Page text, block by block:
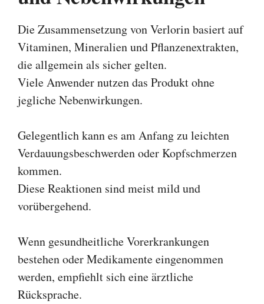
Die Zusammensetzung von Verlorin basiert auf
Vitaminen, Mineralien und Pflanzenextrakten,
die allgemein als sicher gelten.
Viele Anwender nutzen das Produkt ohne
jegliche Nebenwirkungen.
Gelegentlich kann es am Anfang zu leichten
Verdauungsbeschwerden oder Kopfschmerzen
kommen.
Diese Reaktionen sind meist mild und
vorübergehend.
Wenn gesundheitliche Vorerkrankungen
bestehen oder Medikamente eingenommen
werden, empfiehlt sich eine ärztliche
Rücksprache.